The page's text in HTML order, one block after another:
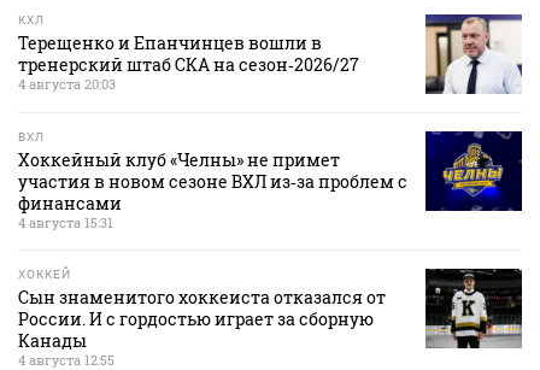
КХЛ
Терещенко и Епанчинцев вошли в
тренерский штаб СКА на сезон‑2026/27
4 августа 20:03
ВХЛ
Хоккейный клуб «Челны» не примет
участия в новом сезоне ВХЛ из‑за проблем с
финансами
4 августа 15:31
ХОККЕЙ
Сын знаменитого хоккеиста отказался от
России. И с гордостью играет за сборную
Канады
4 августа 12:55